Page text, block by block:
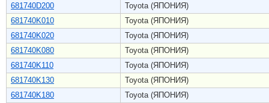
681740D200
Toyota (ЯПОНИЯ)
681740K010
Toyota (ЯПОНИЯ)
681740K020
Toyota (ЯПОНИЯ)
681740K080
Toyota (ЯПОНИЯ)
681740K110
Toyota (ЯПОНИЯ)
681740K130
Toyota (ЯПОНИЯ)
681740K180
Toyota (ЯПОНИЯ)